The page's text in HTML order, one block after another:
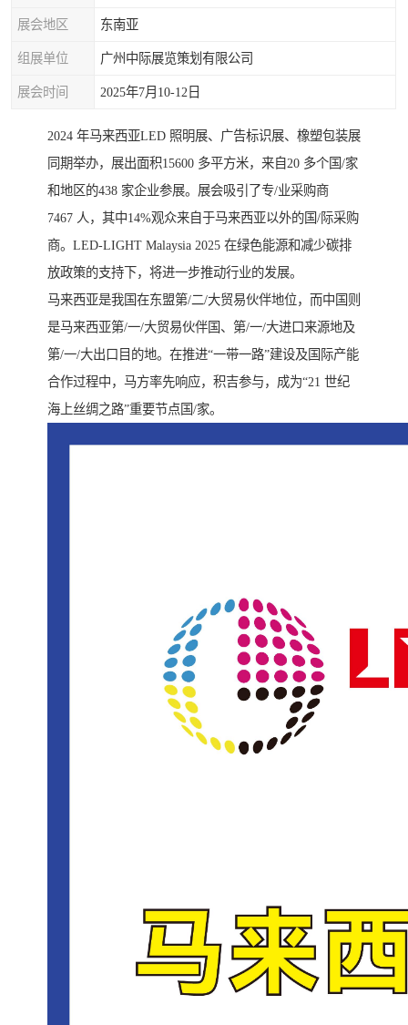
展会地区 东南亚
组展单位 广州中际展览策划有限公司
展会时间 2025年7月10-12日
2024 年马来西亚LED 照明展、广告标识展、橡塑包装展
同期举办，展出面积15600 多平方米，来自20 多个国/家
和地区的438 家企业参展。展会吸引了专/业采购商
7467 人，其中14%观众来自于马来西亚以外的国/际采购
商。LED-LIGHT Malaysia 2025 在绿色能源和减少碳排
放政策的支持下，将进一步推动行业的发展。
马来西亚是我国在东盟第/二/大贸易伙伴地位，而中国则
是马来西亚第/一/大贸易伙伴国、第/一/大进口来源地及
第/一/大出口目的地。在推进“一带一路”建设及国际产能
合作过程中，马方率先响应，积吉参与，成为“21 世纪
海上丝绸之路”重要节点国/家。